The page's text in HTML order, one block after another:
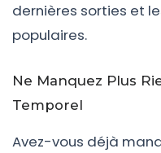
dernières sorties et
populaires.
Ne Manquez Plus
Temporel
Avez-vous déjà